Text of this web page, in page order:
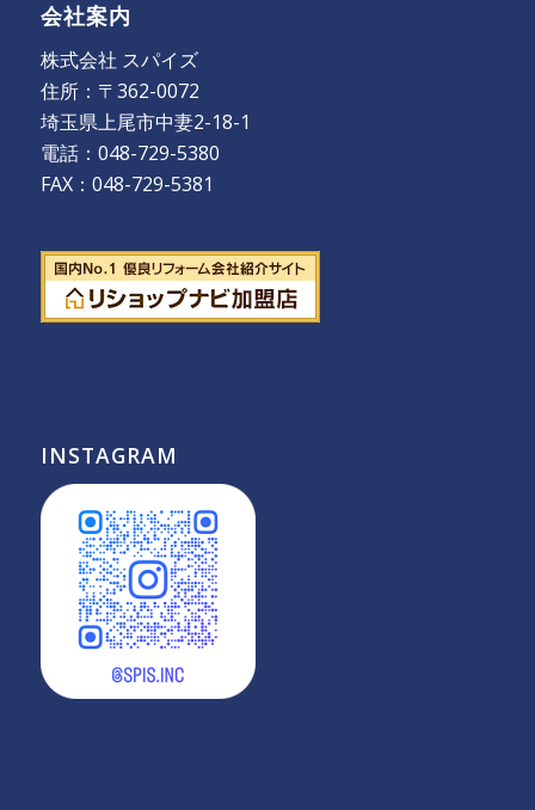
会社案内
株式会社 スパイズ
住所：〒362-0072
埼玉県上尾市中妻2-18-1
電話：048-729-5380
FAX：048-729-5381
INSTAGRAM